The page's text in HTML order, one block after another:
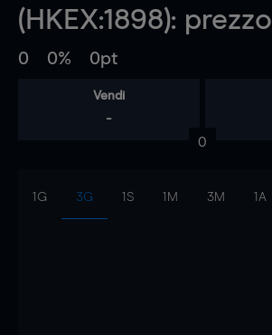
(HKEX:1898): prezzo
0 0% 0pt
Vendi
-
0
1G 3G 1S 1M 3M 1A